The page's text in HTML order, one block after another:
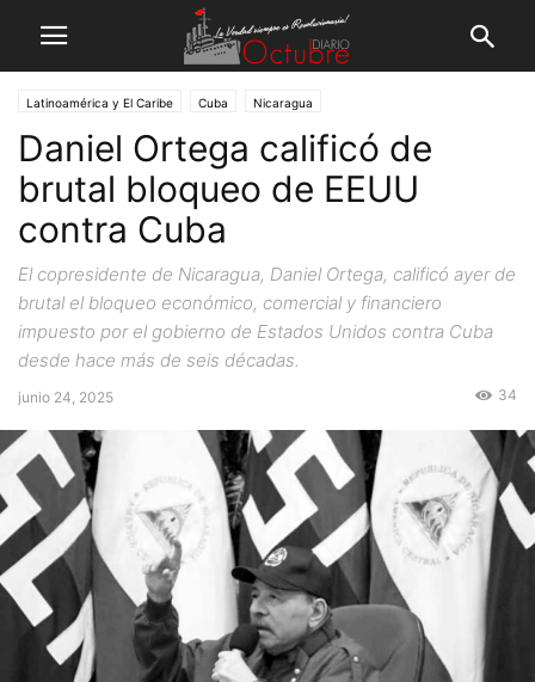
Latinoamérica y El Caribe Cuba Nicaragua
Daniel Ortega calificó de
brutal bloqueo de EEUU
contra Cuba
El copresidente de Nicaragua, Daniel Ortega, calificó ayer de
brutal el bloqueo económico, comercial y financiero
impuesto por el gobierno de Estados Unidos contra Cuba
desde hace más de seis décadas.
junio 24, 2025 34